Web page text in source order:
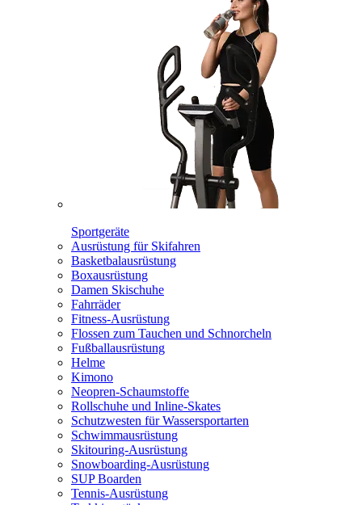
Sportgeräte
Ausrüstung für Skifahren
Basketbalausrüstung
Boxausrüstung
Damen Skischuhe
Fahrräder
Fitness-Ausrüstung
Flossen zum Tauchen und Schnorcheln
Fußballausrüstung
Helme
Kimono
Neopren-Schaumstoffe
Rollschuhe und Inline-Skates
Schutzwesten für Wassersportarten
Schwimmausrüstung
Skitouring-Ausrüstung
Snowboarding-Ausrüstung
SUP Boarden
Tennis-Ausrüstung